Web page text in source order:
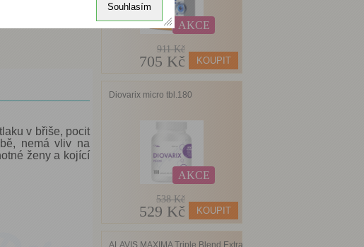
v břiše, pocit
nemá vliv na
ženy a kojící
AKCE
911 Kč
705 Kč
AKCE
Diovarix micro tbl.180
538 Kč
529 Kč
ALAVIS MAXIMA Triple Blend Extra
Souhlasím